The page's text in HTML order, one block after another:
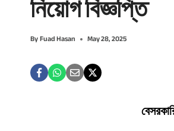
নিয়োগ বিজ্ঞপ্তি
ByFuad Hasan May 28, 2025